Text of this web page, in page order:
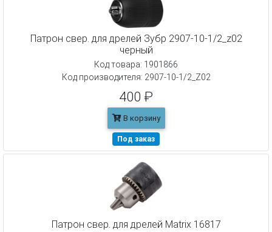
Патрон свер. для дрелей Зубр 2907-10-1/2_z02
черный
Код товара: 1901866
Код производителя: 2907-10-1/2_Z02
400 ₽
В корзину
Под заказ
Патрон свер. для дрелей Matrix 16817